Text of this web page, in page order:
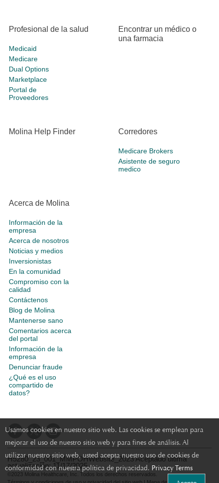
Usamos cookies en nuestro sitio web. Las cookies se emplean para
mejorar el uso de nuestro sitio web y para fines de análisis. Al
utilizar nuestro sitio web, usted acepta nuestro uso de cookies de
conformidad con nuestra política de privacidad. Privacy Terms
Profesional de la salud
Medicaid
Medicare
Dual Options
Marketplace
Portal de
Proveedores
Encontrar un médico o
una farmacia
Molina Help Finder Corredores
Medicare Brokers
Asistente de seguro
medico
Acerca de Molina
Información de la
empresa
Acerca de nosotros
Noticias y medios
Inversionistas
En la comunidad
Compromiso con la
calidad
Contáctenos
Blog de Molina
Mantenerse sano
Comentarios acerca
del portal
Información de la
empresa
Denunciar fraude
¿Qué es el uso
compartido de
datos?
H5280_23_001_MMPOHWebsite_2023 Aceptado última
actualización: 11/17/2025
©2023 Molina Healthcare, Inc. Todos los derechos reservados.